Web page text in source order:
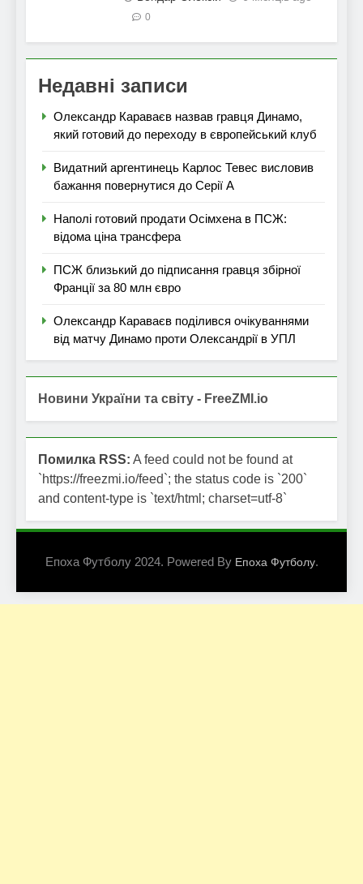
0
Недавні записи
Олександр Караваєв назвав гравця Динамо,
який готовий до переходу в європейський клуб
Видатний аргентинець Карлос Тевес висловив
бажання повернутися до Серії А
Наполі готовий продати Осімхена в ПСЖ:
відома ціна трансфера
ПСЖ близький до підписання гравця збірної
Франції за 80 млн євро
Олександр Караваєв поділився очікуваннями
від матчу Динамо проти Олександрії в УПЛ
Новини України та світу - FreeZMI.io
Помилка RSS: A feed could not be found at
`https://freezmi.io/feed`; the status code is `200`
and content-type is `text/html; charset=utf-8`
Епоха Футболу 2024. Powered By Епоха Футболу.